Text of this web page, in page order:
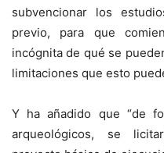
subvencionar los
previo, para que
incógnita de qué se
limitaciones que esto
Y ha añadido que “de
arqueológicos, se